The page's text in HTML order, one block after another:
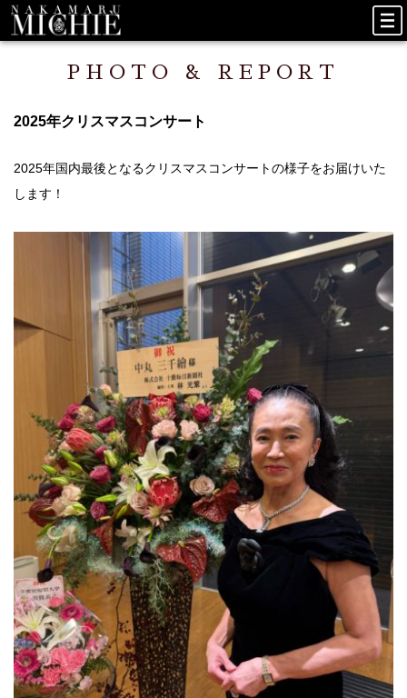
PHOTO & REPORT
2025年クリスマスコンサート
2025年国内最後となるクリスマスコンサートの様子をお届けいた
します！